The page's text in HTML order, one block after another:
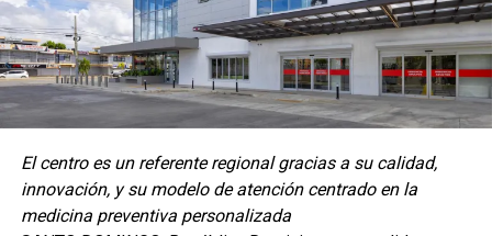
El centro es un referente regional gracias a su calidad,
innovación, y su modelo de atención centrado en la
medicina preventiva personalizada